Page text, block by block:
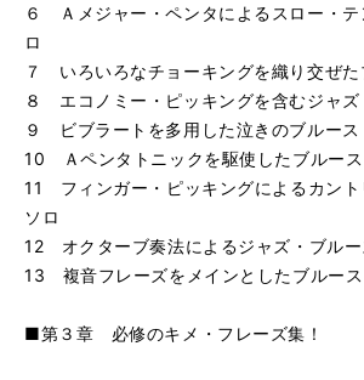
６ Ａメジャー・ペンタによるスロー・テ
ロ
７ いろいろなチョーキングを織り交ぜた
８ エコノミー・ピッキングを含むジャズ
９ ビブラートを多用した泣きのブルース
10 Ａペンタトニックを駆使したブルース
11 フィンガー・ピッキングによるカント
ソロ
12 オクターブ奏法によるジャズ・ブルー
13 複音フレーズをメインとしたブルース
■第３章 必修のキメ・フレーズ集！